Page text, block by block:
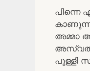
പിന്നെ
അമ്മാ
പുള്ളി